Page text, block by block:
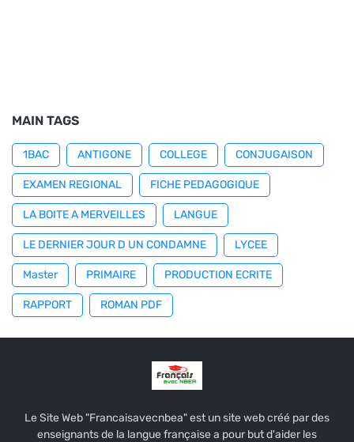
MAIN TAGS
1BAC ANTIGONE COLLEGE CONJUGAISON
EXAMEN REGIONAL FICHE PEDAGOGIQUE
LA BOITE A MERVEILLES LANGUE
LE DERNIER JOUR D UN CONDAMNE LYCEE
Master PRIMAIRE PRODUCTION ECRITE
RAPPORT ROMAN PDF
Le Site Web "Francaisavecnbea" est un site web créé par des
enseignants de la langue française a pour but d'aider les